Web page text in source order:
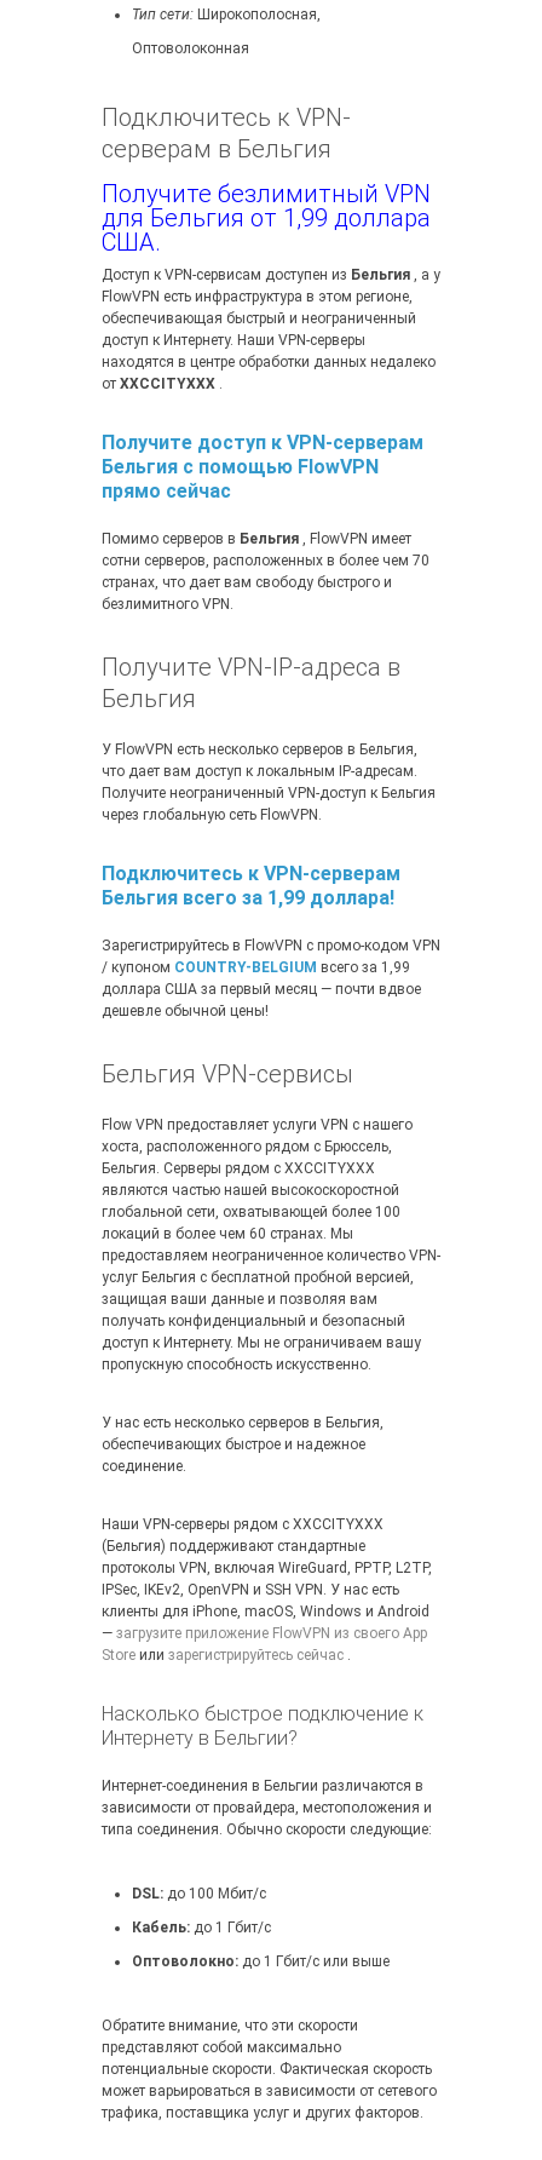
Тип сети: Широкополосная,
Оптоволоконная
Подключитесь к VPN-
серверам в Бельгия
Получите безлимитный VPN
для Бельгия от 1,99 доллара
США.
Доступ к VPN-сервисам доступен из Бельгия , а у
FlowVPN есть инфраструктура в этом регионе,
обеспечивающая быстрый и неограниченный
доступ к Интернету. Наши VPN-серверы
находятся в центре обработки данных недалеко
от XXCCITYXXX .
Получите доступ к VPN-серверам
Бельгия с помощью FlowVPN
прямо сейчас
Помимо серверов в Бельгия , FlowVPN имеет
сотни серверов, расположенных в более чем 70
странах, что дает вам свободу быстрого и
безлимитного VPN.
Получите VPN-IP-адреса в
Бельгия
У FlowVPN есть несколько серверов в Бельгия,
что дает вам доступ к локальным IP-адресам.
Получите неограниченный VPN-доступ к Бельгия
через глобальную сеть FlowVPN.
Подключитесь к VPN-серверам
Бельгия всего за 1,99 доллара!
Зарегистрируйтесь в FlowVPN с промо-кодом VPN
/ купоном COUNTRY-BELGIUM всего за 1,99
доллара США за первый месяц — почти вдвое
дешевле обычной цены!
Бельгия VPN-сервисы
Flow VPN предоставляет услуги VPN с нашего
хоста, расположенного рядом с Брюссель,
Бельгия. Серверы рядом с XXCCITYXXX
являются частью нашей высокоскоростной
глобальной сети, охватывающей более 100
локаций в более чем 60 странах. Мы
предоставляем неограниченное количество VPN-
услуг Бельгия с бесплатной пробной версией,
защищая ваши данные и позволяя вам
получать конфиденциальный и безопасный
доступ к Интернету. Мы не ограничиваем вашу
пропускную способность искусственно.
У нас есть несколько серверов в Бельгия,
обеспечивающих быстрое и надежное
соединение.
Наши VPN-серверы рядом с XXCCITYXXX
(Бельгия) поддерживают стандартные
протоколы VPN, включая WireGuard, PPTP, L2TP,
IPSec, IKEv2, OpenVPN и SSH VPN. У нас есть
клиенты для iPhone, macOS, Windows и Android
— загрузите приложение FlowVPN из своего App
Store или зарегистрируйтесь сейчас .
Насколько быстрое подключение к
Интернету в Бельгии?
Интернет-соединения в Бельгии различаются в
зависимости от провайдера, местоположения и
типа соединения. Обычно скорости следующие:
DSL: до 100 Мбит/с
Кабель: до 1 Гбит/с
Оптоволокно: до 1 Гбит/с или выше
Обратите внимание, что эти скорости
представляют собой максимально
потенциальные скорости. Фактическая скорость
может варьироваться в зависимости от сетевого
трафика, поставщика услуг и других факторов.